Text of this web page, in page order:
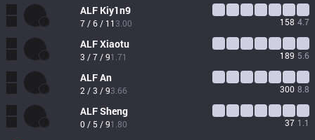
ALF Kiy1n9
7 / 6 / 11 3.00 158 4.7
ALFXiaotu
3 / 7 / 91.71 189 5.6
ALFAn
2 / 3 / 93.66 300 8.8
ALFSheng
0 / 5 / 91.80 37 1.1